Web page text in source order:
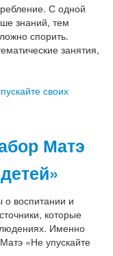
С одной
знаний, тем
спорить.
занятия,
Матэ
о воспитании и
которые
Именно
«Не упускайте